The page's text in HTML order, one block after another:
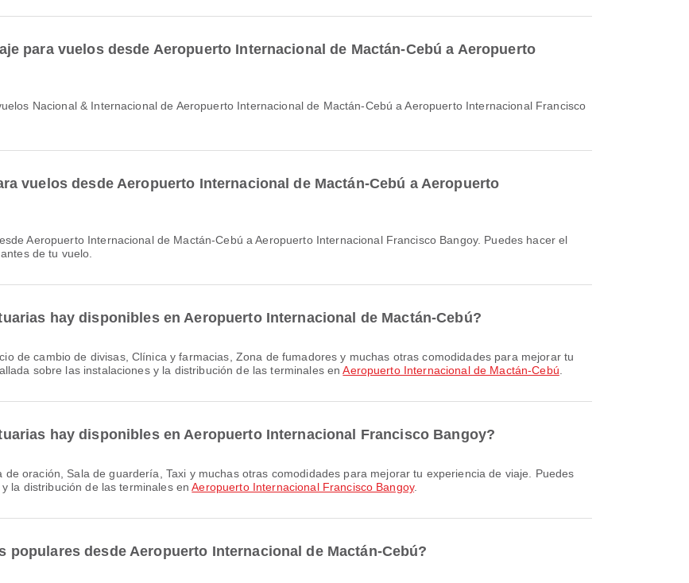
para vuelos desde Aeropuerto Internacional de Mactán-Cebú a Aeropuerto
vuelos desde Aeropuerto Internacional de Mactán-Cebú a Aeropuerto
de tu vuelo.
hay disponibles en Aeropuerto Internacional de Mactán-Cebú?
sobre las instalaciones y la distribución de las terminales enAeropuerto Internacional de Mactán-Cebú
hay disponibles en Aeropuerto Internacional Francisco Bangoy?
la distribución de las terminales enAeropuerto Internacional Francisco Bangoy.
populares desde Aeropuerto Internacional de Mactán-Cebú?